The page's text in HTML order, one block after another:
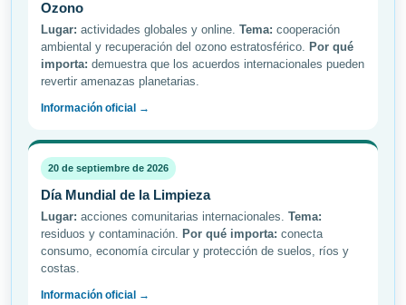
Ozono
Lugar: actividades globales y online. Tema: cooperación
ambiental y recuperación del ozono estratosférico. Por qué
importa: demuestra que los acuerdos internacionales pueden
revertir amenazas planetarias.
Información oficial →
20 de septiembre de 2026
Día Mundial de la Limpieza
Lugar: acciones comunitarias internacionales. Tema:
residuos y contaminación. Por qué importa: conecta
consumo, economía circular y protección de suelos, ríos y
costas.
Información oficial →